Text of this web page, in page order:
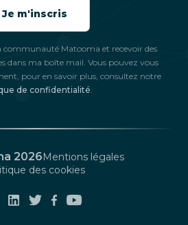
communauté Matooma et recevoir des
dans ma boîte mail. Vous pouvez vous
pour en savoir plus, consultez notre
de confidentialité.
2026 Mentions légales
des cookies